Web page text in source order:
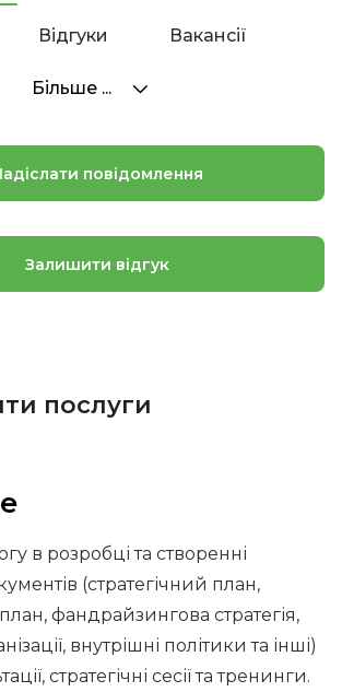
Відгуки Вакансії
Більше ...
в розробці та створенні
(стратегічний план,
фандрайзингова стратегія,
внутрішні політики та інші)
стратегічні сесії та тренинги.
повідомлення
Залишити відгук
послуги